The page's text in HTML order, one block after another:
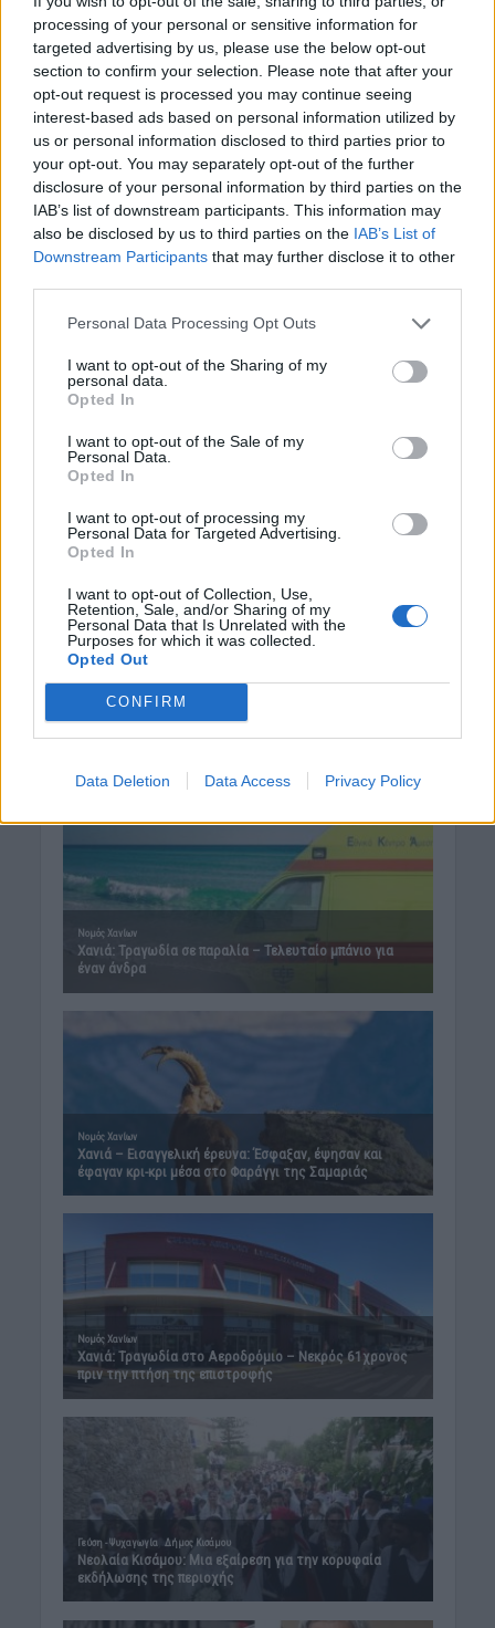
processing of your personal or sensitive information for
targeted advertising by us, please use the below opt-out
section to confirm your selection. Please note that after your
opt-out request is processed you may continue seeing
interest-based ads based on personal information utilized by
us or personal information disclosed to third parties prior to
your opt-out. You may separately opt-out of the further
disclosure of your personal information by third parties on the
IAB’s list of downstream participants. This information may
also be disclosed by us to third parties on the IAB’s List of
Downstream Participants that may further disclose it to other
Personal Data Processing Opt Outs
I want to opt-out of the Sharing of my
personal data.
Opted In
I want to opt-out of the Sale of my
Personal Data.
Opted In
I want to opt-out of processing my
Personal Data for Targeted Advertising.
Opted In
I want to opt-out of Collection, Use,
Retention, Sale, and/or Sharing of my
Personal Data that Is Unrelated with the
Purposes for which it was collected.
Opted Out
CONFIRM
Data Deletion Data Access Privacy Policy